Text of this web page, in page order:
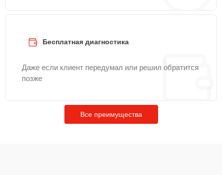
Бесплатная диагностика
Даже если клиент передумал или решил обратится
позже
Все преимущества